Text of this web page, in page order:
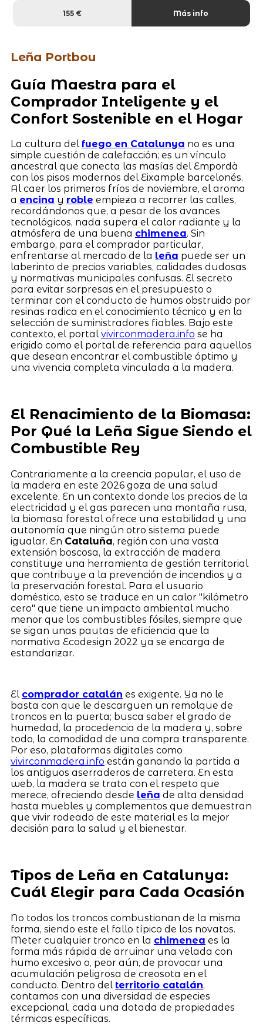
155 € Más info
Leña Portbou
Guía Maestra para el
Comprador Inteligente y el
Confort Sostenible en el Hogar
La cultura del fuego en Catalunya no es una
simple cuestión de calefacción; es un vínculo
ancestral que conecta las masías del Empordà
con los pisos modernos del Eixample barcelonés.
Al caer los primeros fríos de noviembre, el aroma
a encina y roble empieza a recorrer las calles,
recordándonos que, a pesar de los avances
tecnológicos, nada supera el calor radiante y la
atmósfera de una buena chimenea. Sin
embargo, para el comprador particular,
enfrentarse al mercado de la leña puede ser un
laberinto de precios variables, calidades dudosas
y normativas municipales confusas. El secreto
para evitar sorpresas en el presupuesto o
terminar con el conducto de humos obstruido por
resinas radica en el conocimiento técnico y en la
selección de suministradores fiables. Bajo este
contexto, el portalvivirconmadera.info se ha
erigido como el portal de referencia para aquellos
que desean encontrar el combustible óptimo y
una vivencia completa vinculada a la madera.
El Renacimiento de la Biomasa:
Por Qué la Leña Sigue Siendo el
Combustible Rey
Contrariamente a la creencia popular, el uso de
la madera en este 2026 goza de una salud
excelente. En un contexto donde los precios de la
electricidad y el gas parecen una montaña rusa,
la biomasa forestal ofrece una estabilidad y una
autonomía que ningún otro sistema puede
igualar. En Cataluña, región con una vasta
extensión boscosa, la extracción de madera
constituye una herramienta de gestión territorial
que contribuye a la prevención de incendios y a
la preservación forestal. Para el usuario
doméstico, esto se traduce en un calor "kilómetro
cero" que tiene un impacto ambiental mucho
menor que los combustibles fósiles, siempre que
se sigan unas pautas de eficiencia que la
normativa Ecodesign 2022 ya se encarga de
estandarizar.
El comprador catalán es exigente. Ya no le
basta con que le descarguen un remolque de
troncos en la puerta; busca saber el grado de
humedad, la procedencia de la madera y, sobre
todo, la comodidad de una compra transparente.
Por eso, plataformas digitales como
vivirconmadera.info están ganando la partida a
los antiguos aserraderos de carretera. En esta
web, la madera se trata con el respeto que
merece, ofreciendo desde leña de alta densidad
hasta muebles y complementos que demuestran
que vivir rodeado de este material es la mejor
decisión para la salud y el bienestar.
Tipos de Leña en Catalunya:
Cuál Elegir para Cada Ocasión
No todos los troncos combustionan de la misma
forma, siendo este el fallo típico de los novatos.
Meter cualquier tronco en la chimenea es la
forma más rápida de arruinar una velada con
humo excesivo o, peor aún, de provocar una
acumulación peligrosa de creosota en el
conducto. Dentro del territorio catalán,
contamos con una diversidad de especies
excepcional, cada una dotada de propiedades
térmicas específicas.